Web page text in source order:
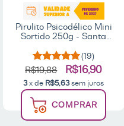
Pirulito Psicodélico Mini
Sortido 250g - Santa
(19)
R$19,88 R$16,90
3x de R$5,63sem juros
COMPRAR